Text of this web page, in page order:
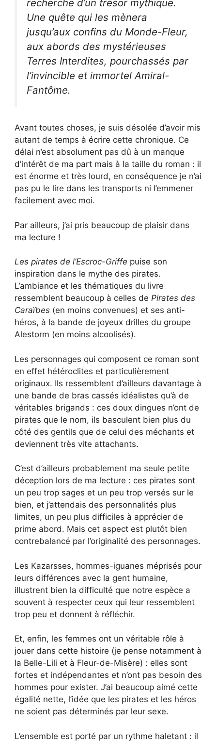
recherche d’un trésor mythique.
Une quête qui les mènera
jusqu’aux confins du Monde-Fleur,
aux abords des mystérieuses
Terres Interdites, pourchassés par
l’invincible et immortel Amiral-
Fantôme.
Avant toutes choses, je suis désolée d’avoir mis
autant de temps à écrire cette chronique. Ce
délai n’est absolument pas dû à un manque
d’intérêt de ma part mais à la taille du roman : il
est énorme et très lourd, en conséquence je n’ai
pas pu le lire dans les transports ni l’emmener
facilement avec moi.
Par ailleurs, j’ai pris beaucoup de plaisir dans
ma lecture !
Les pirates de l’Escroc-Griffe puise son
inspiration dans le mythe des pirates.
L’ambiance et les thématiques du livre
ressemblent beaucoup à celles de Pirates des
Caraïbes (en moins convenues) et ses anti-
héros, à la bande de joyeux drilles du groupe
Alestorm (en moins alcoolisés).
Les personnages qui composent ce roman sont
en effet hétéroclites et particulièrement
originaux. Ils ressemblent d’ailleurs davantage à
une bande de bras cassés idéalistes qu’à de
véritables brigands : ces doux dingues n’ont de
pirates que le nom, ils basculent bien plus du
côté des gentils que de celui des méchants et
deviennent très vite attachants.
C’est d’ailleurs probablement ma seule petite
déception lors de ma lecture : ces pirates sont
un peu trop sages et un peu trop versés sur le
bien, et j’attendais des personnalités plus
limites, un peu plus difficiles à apprécier de
prime abord. Mais cet aspect est plutôt bien
contrebalancé par l’originalité des personnages.
Les Kazarsses, hommes-iguanes méprisés pour
leurs différences avec la gent humaine,
illustrent bien la difficulté que notre espèce a
souvent à respecter ceux qui leur ressemblent
trop peu et donnent à réfléchir.
Et, enfin, les femmes ont un véritable rôle à
jouer dans cette histoire (je pense notamment à
la Belle-Lili et à Fleur-de-Misère) : elles sont
fortes et indépendantes et n’ont pas besoin des
hommes pour exister. J’ai beaucoup aimé cette
égalité nette, l’idée que les pirates et les héros
ne soient pas déterminés par leur sexe.
L’ensemble est porté par un rythme haletant : il